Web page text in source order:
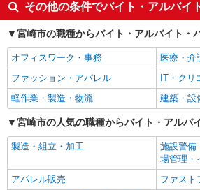
日払い
車通勤OK
交通費支給
社会保険
社員登用あり
その他の条件でバイト・アルバイ
宮崎市の職種からバイト・アルバイト・
オフィスワーク・事務
医療・介
ファッション・アパレル
IT・クリ
軽作業・製造・物流
建築・設
宮崎市の人気の職種からバイト・アルバ
製造・組立・加工
施設警備
場管理・
アパレル販売
ファスト